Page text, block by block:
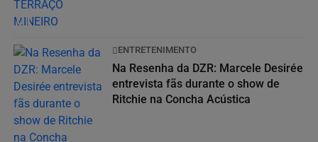
01
ENTRETENIMENTO
Na Resenha da DZR: Marcele Desirée
entrevista fãs durante o show de
Ritchie na Concha Acústica